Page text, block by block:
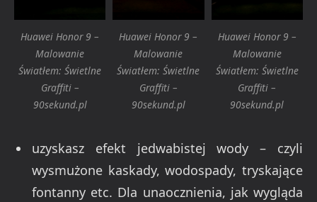
Huawei Honor 9 –
Malowanie
Światłem: Świetlne
Graffiti –
90sekund.pl
Huawei Honor 9 –
Malowanie
Światłem: Świetlne
Graffiti –
90sekund.pl
Huawei Honor 9 –
Malowanie
Światłem: Świetlne
Graffiti –
90sekund.pl
uzyskasz efekt jedwabistej wody – czyli
wysmużone kaskady, wodospady, tryskające
fontanny etc. Dla unaocznienia, jak wygląda